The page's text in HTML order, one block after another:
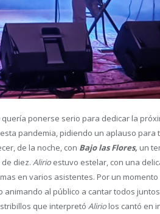
quería ponerse serio para dedicar la
pandemia, pidiendo un aplauso para
de la noche, con Bajo las Flores, un
diez. Alirio estuvo estelar, con una
en varios asistentes. Por un
al público a cantar todos
que interpretó Alirio los cantó en